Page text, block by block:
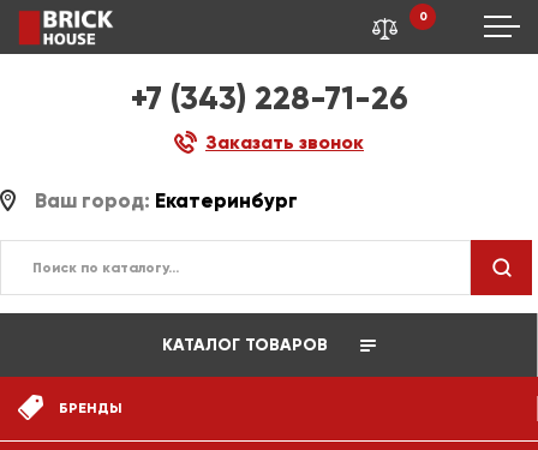
+7 (343) 228-71-26
Заказать звонок
0
Ваш город: Екатеринбург
КАТАЛОГ ТОВАРОВ
БРЕНДЫ